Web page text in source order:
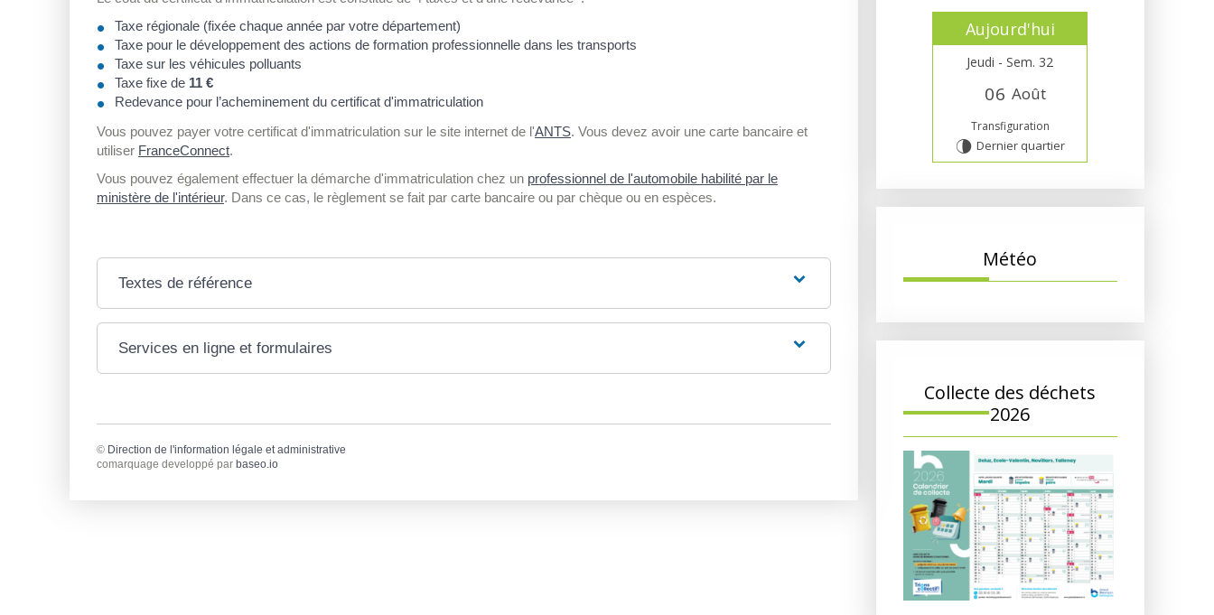
Taxe régionale (fixée chaque année par votre département)
Taxe pour le développement des actions de formation professionnelle dans les transports
Taxe sur les véhicules polluants
Taxe fixe de 11 €
Redevance pour l’acheminement du certificat d'immatriculation
Vous pouvez payer votre certificat d'immatriculation sur le site internet de l'ANTS. Vous devez avoir une carte bancaire et
utiliser FranceConnect.
Vous pouvez également effectuer la démarche d'immatriculation chez un professionnel de l'automobile habilité par le
ministère de l'intérieur. Dans ce cas, le règlement se fait par carte bancaire ou par chèque ou en espèces.
Textes de référence
Services en ligne et formulaires
© Direction de l'information légale et administrative
comarquage developpé par baseo.io
Aujourd'hui
Jeudi - Sem. 32
06 Août
Transfiguration
U Dernier quartier
Météo
Collecte des déchets
2026